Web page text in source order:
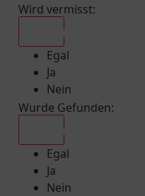
Wird vermisst:
Egal
Ja
Nein
Wurde Gefunden:
Egal
Ja
Nein